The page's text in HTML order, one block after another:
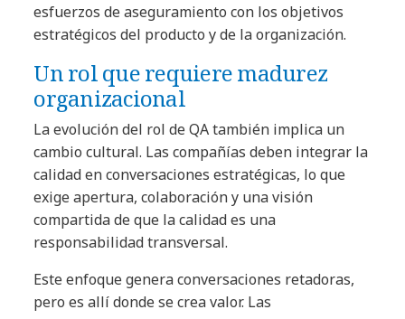
esfuerzos de aseguramiento con los objetivos
estratégicos del producto y de la organización.
Un rol que requiere madurez
organizacional
La evolución del rol de QA también implica un
cambio cultural. Las compañías deben integrar la
calidad en conversaciones estratégicas, lo que
exige apertura, colaboración y una visión
compartida de que la calidad es una
responsabilidad transversal.
Este enfoque genera conversaciones retadoras,
pero es allí donde se crea valor. Las